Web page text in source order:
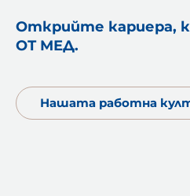
Открийте кариера,
ОТ МЕД.
Нашата работна